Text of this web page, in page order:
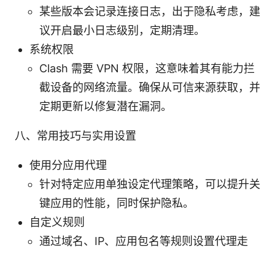
某些版本会记录连接日志，出于隐私考虑，建
议开启最小日志级别，定期清理。
系统权限
Clash 需要 VPN 权限，这意味着其有能力拦
截设备的网络流量。确保从可信来源获取，并
定期更新以修复潜在漏洞。
八、常用技巧与实用设置
使用分应用代理
针对特定应用单独设定代理策略，可以提升关
键应用的性能，同时保护隐私。
自定义规则
通过域名、IP、应用包名等规则设置代理走